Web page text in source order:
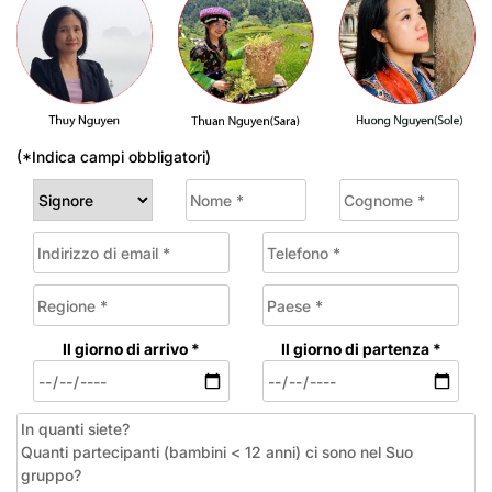
(*Indica campi obbligatori)
Il giorno di arrivo * Il giorno di partenza *